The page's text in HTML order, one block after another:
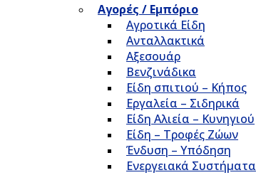
Αγορές / Εμπόριο
Αγροτικά Είδη
Ανταλλακτικά
Αξεσουάρ
Βενζινάδικα
Είδη σπιτιού – Κήπος
Εργαλεία – Σιδηρικά
Είδη Αλιεία – Κυνηγιού
Είδη – Τροφές Ζώων
Ένδυση – Υπόδηση
Ενεργειακά Συστήματα